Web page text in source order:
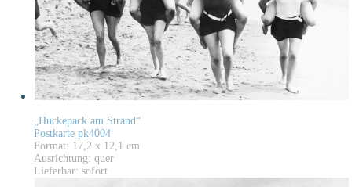
„Huckepack am Strand“
Postkarte pk4004
Format: 17,2 x 12,1 cm
Ausrichtung: quer
Lieferbar: sofort